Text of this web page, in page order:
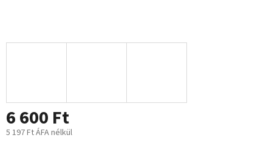
6 600 Ft
5 197 Ft ÁFA nélkül